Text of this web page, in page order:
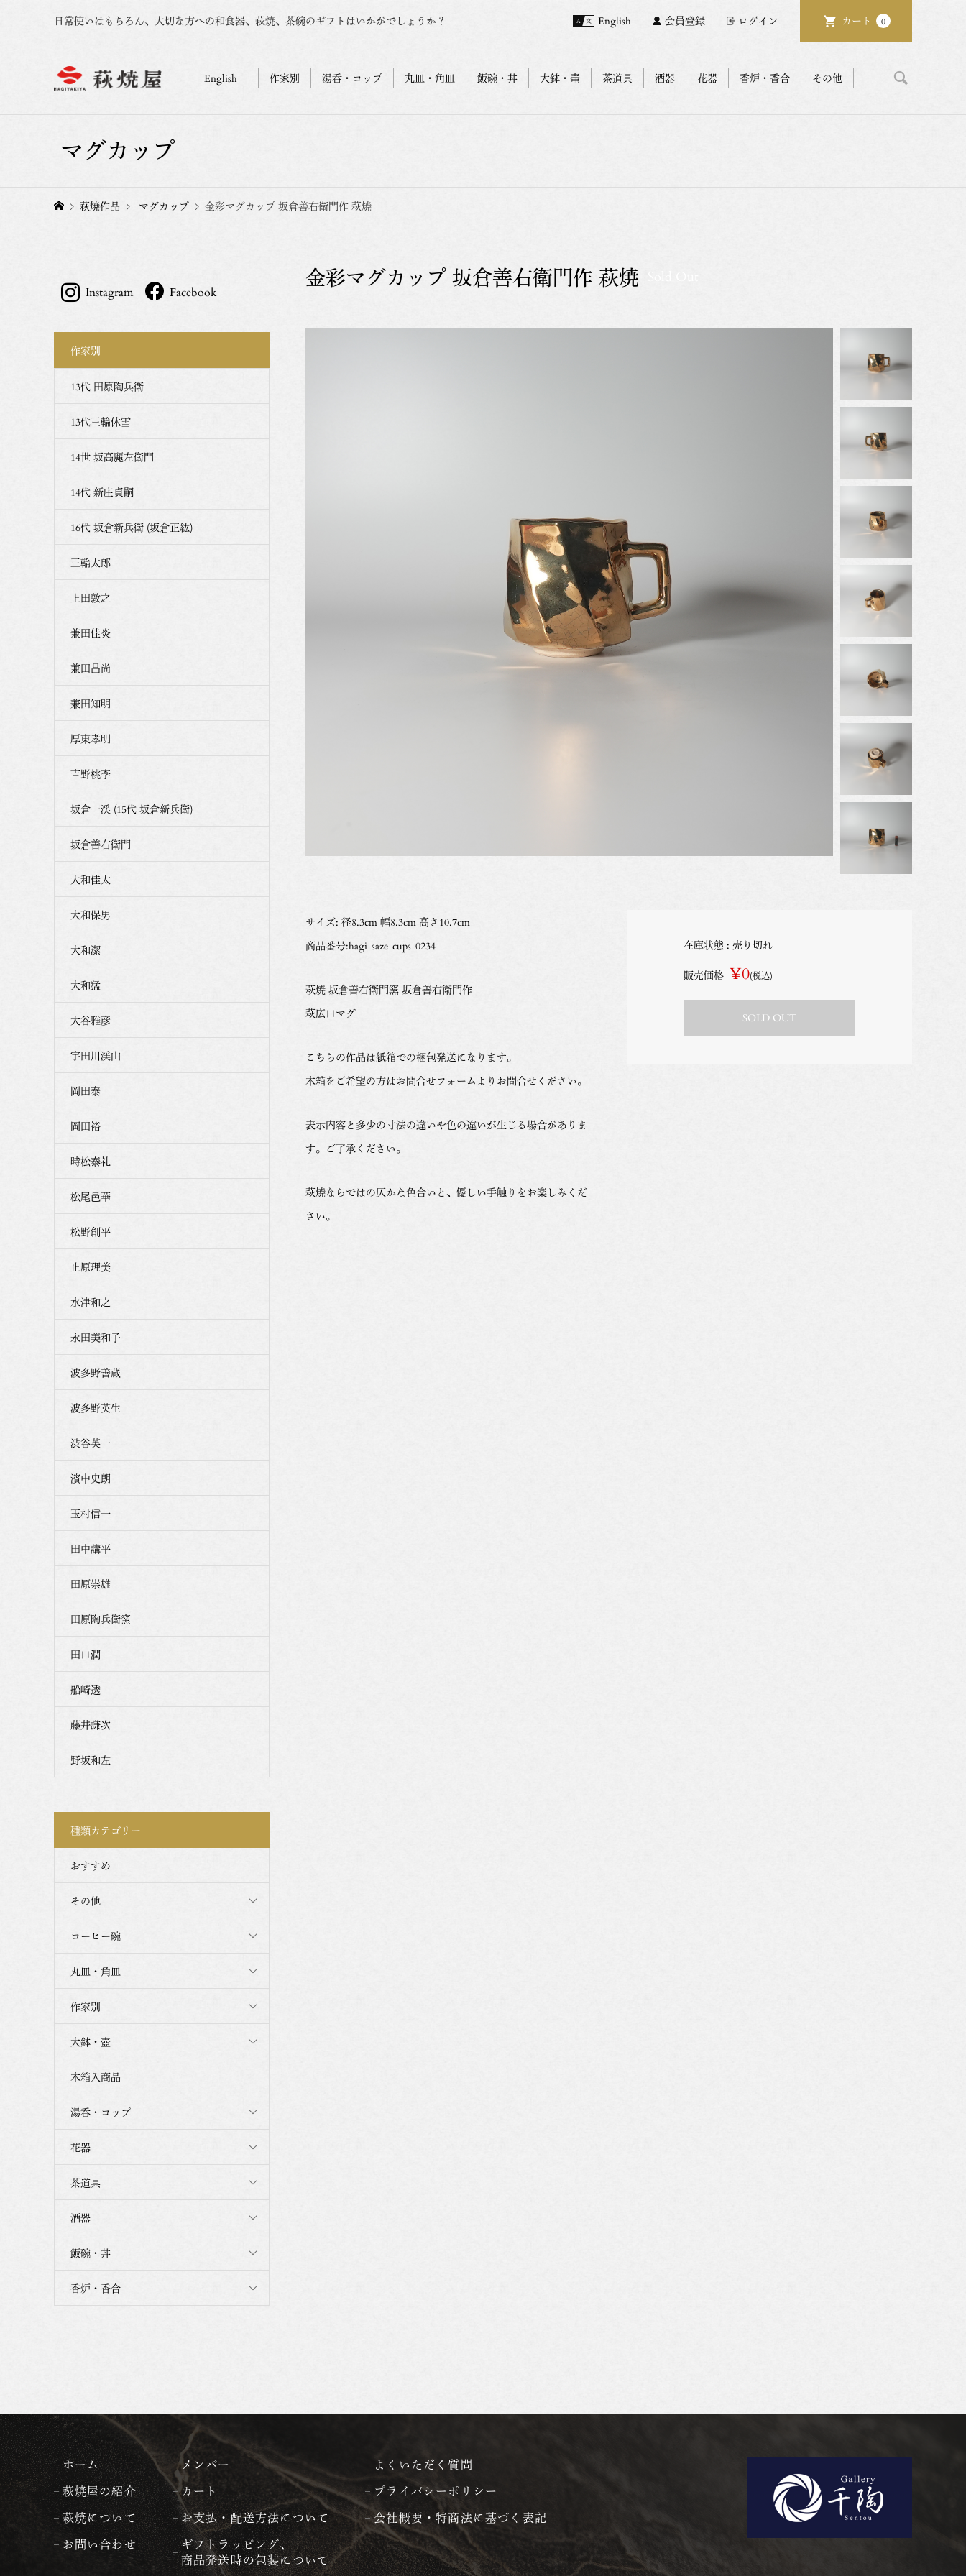
日常使いはもちろん、大切な方への和食器、萩焼、茶碗のギフトはいかがでしょうか？ English 会員登録 ログイン カート 0
English 作家別 湯呑・コップ 丸皿・角皿 飯碗・丼 大鉢・壷 茶道具 酒器 花器 香炉・香合 その他
マグカップ
萩焼作品 マグカップ 金彩マグカップ 坂倉善右衛門作 萩焼
金彩マグカップ 坂倉善右衛門作 萩焼
サイズ: 径8.3cm 幅8.3cm 高さ10.7cm
商品番号:hagi-saze-cups-0234
萩焼 坂倉善右衛門窯 坂倉善右衛門作
萩広口マグ
こちらの作品は紙箱での梱包発送になります。
木箱をご希望の方はお問合せフォームよりお問合せください。
表示内容と多少の寸法の違いや色の違いが生じる場合がありま
す。ご了承ください。
萩焼ならではの仄かな色合いと、優しい手触りをお楽しみくだ
さい。
在庫状態 : 売り切れ
販売価格 ¥0(税込)
SOLD OUT
Instagram Facebook
作家別
13代 田原陶兵衛
13代三輪休雪
14世 坂高麗左衛門
14代 新庄貞嗣
16代 坂倉新兵衛 (坂倉正紘)
三輪太郎
上田敦之
兼田佳炎
兼田昌尚
兼田知明
厚東孝明
吉野桃李
坂倉一渓 (15代 坂倉新兵衛)
坂倉善右衛門
大和佳太
大和保男
大和潔
大和猛
大谷雅彦
宇田川渓山
岡田泰
岡田裕
時松泰礼
松尾邑華
松野創平
止原理美
水津和之
永田美和子
波多野善蔵
波多野英生
渋谷英一
濱中史朗
玉村信一
田中講平
田原崇雄
田原陶兵衛窯
田口潤
船崎透
藤井謙次
野坂和左
種類カテゴリー
おすすめ
その他
コーヒー碗
丸皿・角皿
作家別
大鉢・壺
木箱入商品
湯呑・コップ
花器
茶道具
酒器
飯碗・丼
香炉・香合
ホーム
萩焼屋の紹介
萩焼について
お問い合わせ
メンバー
カート
お支払・配送方法について
ギフトラッピング、
商品発送時の包装について
よくいただく質問
プライバシーポリシー
会社概要・特商法に基づく表記